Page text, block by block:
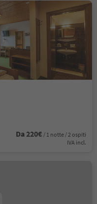
Da 220€ / 1 notte / 2 ospiti
IVA incl.